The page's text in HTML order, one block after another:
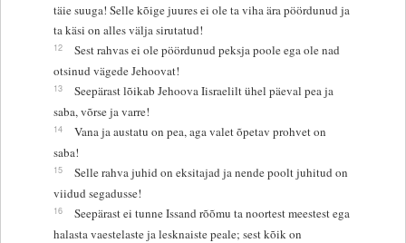
täie suuga! Selle kõige juures ei ole ta viha ära pöördunud ja
ta käsi on alles välja sirutatud!
12
Sest rahvas ei ole pöördunud peksja poole ega ole nad
otsinud vägede Jehoovat!
13
Seepärast lõikab Jehoova Iisraelilt ühel päeval pea ja
saba, võrse ja varre!
14
Vana ja austatu on pea, aga valet õpetav prohvet on
saba!
15
Selle rahva juhid on eksitajad ja nende poolt juhitud on
viidud segadusse!
16
Seepärast ei tunne Issand rõõmu ta noortest meestest ega
halasta vaestelaste ja lesknaiste peale; sest kõik on